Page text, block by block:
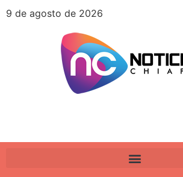
9 de agosto de 2026